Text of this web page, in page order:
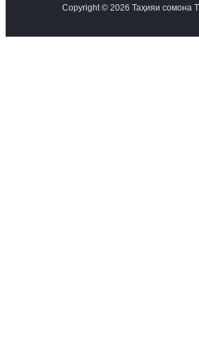
Copyright © 2026 Таҳияи сомона